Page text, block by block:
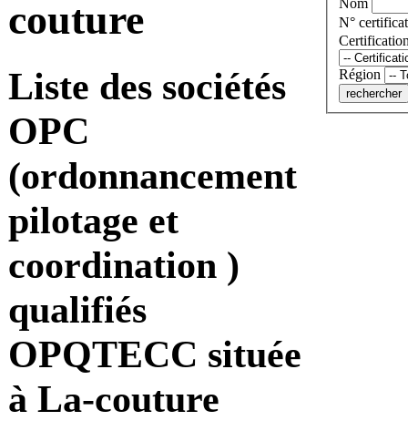
couture
Liste des sociétés
OPC
(ordonnancement
pilotage et
coordination )
qualifiés
OPQTECC située
à La-couture
Nom
N° certificat
Région